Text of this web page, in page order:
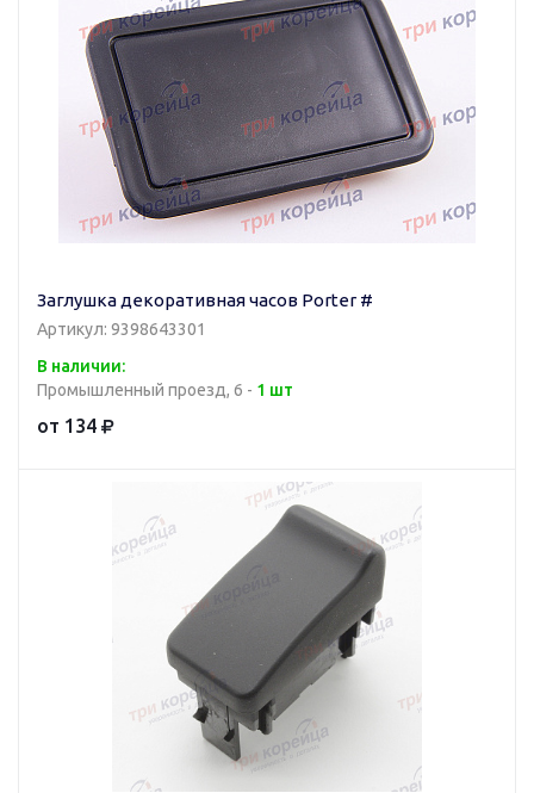
Заглушка декоративная часов Porter #
Артикул: 9398643301
В наличии:
Промышленный проезд, 6 - 1 шт
от 134